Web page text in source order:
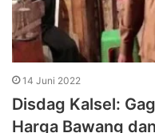
14 Juni 2022
Disdag Kalsel:
Harga Bawang